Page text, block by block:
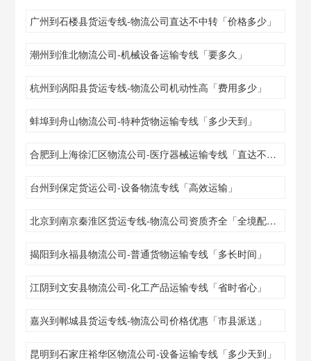
广州到石楼县货运专线-物流公司直达不中转「价格多少」
潮州到淮北物流公司-机械设备运输专线「要多久」
杭州到涡阳县货运专线-物流公司机动性高「费用多少」
蚌埠到舟山物流公司-特种货物运输专线「多少天到」
合肥到上海徐汇区物流公司-医疗器械运输专线「直达不中转」
台州到保定货运公司-设备物流专线「高效运输」
北京到南京秦淮区货运专线-物流公司资质齐全「全境配送」
揭阳到永福县物流公司-普通货物运输专线「多长时间」
江阴到文安县物流公司-化工产品运输专线「省时省心」
嘉兴到郸城县货运专线-物流公司价格优惠「市县派送」
昆明到石家庄裕华区物流公司-设备运输专线「多少天到」